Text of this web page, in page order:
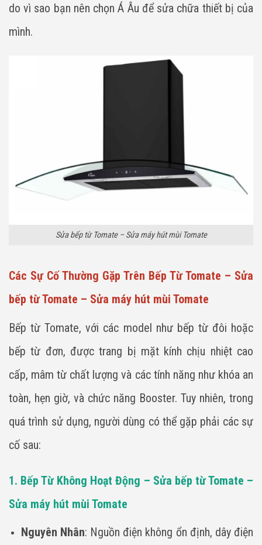
do vì sao bạn nên chọn Á Âu để sửa chữa thiết bị của
mình.
Sửa bếp từ Tomate – Sửa máy hút mùi Tomate
Các Sự Cố Thường Gặp Trên Bếp Từ Tomate – Sửa
bếp từ Tomate – Sửa máy hút mùi Tomate
Bếp từ Tomate, với các model như bếp từ đôi hoặc
bếp từ đơn, được trang bị mặt kính chịu nhiệt cao
cấp, mâm từ chất lượng và các tính năng như khóa an
toàn, hẹn giờ, và chức năng Booster. Tuy nhiên, trong
quá trình sử dụng, người dùng có thể gặp phải các sự
cố sau:
1. Bếp Từ Không Hoạt Động – Sửa bếp từ Tomate –
Sửa máy hút mùi Tomate
Nguyên Nhân: Nguồn điện không ổn định, dây điện